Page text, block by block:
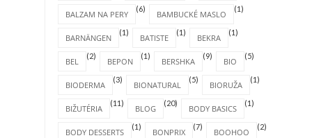
BALZAM NA PERY
(6)
BAMBUCKÉ MASLO
(1)
BARNÄNGEN
(1)
BATISTE
(1)
BEKRA
(1)
BEL
(2)
BEPON
(1)
BERSHKA
(9)
BIO
(5)
BIODERMA
(3)
BIONATURAL
(5)
BIORUŽA
(1)
BIŽUTÉRIA
(11)
BLOG
(20)
BODY BASICS
(1)
BODY DESSERTS
(1)
BONPRIX
(7)
BOOHOO
(2)